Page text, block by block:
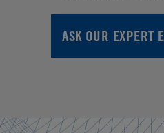
ASK OUR EXPERT